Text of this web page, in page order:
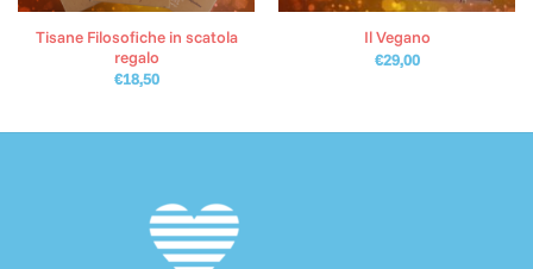
Tisane Filosofiche in scatola
regalo
€18,50
Il Vegano
€29,00